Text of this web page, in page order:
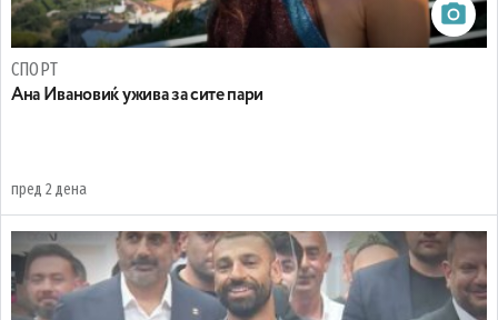
СПОРТ
Ана Ивановиќ ужива за сите пари
пред 2 дена